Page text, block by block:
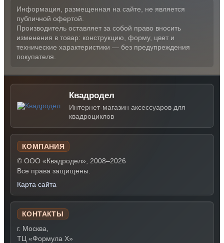
Информация, размещенная на сайте, не является
публичной офертой.
Производитель оставляет за собой право вносить
изменения в товар: конструкцию, форму, цвет и
технические характеристики — без предупреждения
покупателя.
Квадродел
Интернет-магазин аксессуаров для
квадроциклов
КОМПАНИЯ
© ООО «Квадродел», 2008–2026
Все права защищены.
Карта сайта
КОНТАКТЫ
г. Москва,
ТЦ «Формула Х»